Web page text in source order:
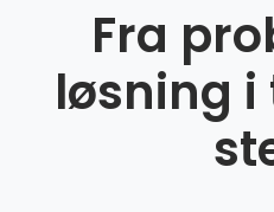
Fra
løsning i